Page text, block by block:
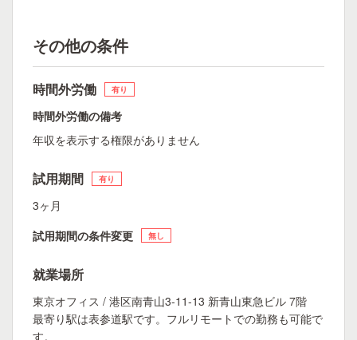
その他の条件
時間外労働 有り
時間外労働の備考
年収を表示する権限がありません
試用期間 有り
3ヶ月
試用期間の条件変更
無し
就業場所
東京オフィス / 港区南青山3-11-13 新青山東急ビル 7階
最寄り駅は表参道駅です。フルリモートでの勤務も可能で
す。